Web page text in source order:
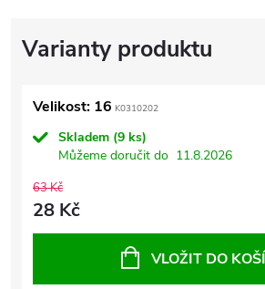
Velikost: 16 K0310202
Skladem (9 ks)
Můžeme doručit do 11.8.2026
63 Kč
28 Kč
VLOŽIT DO